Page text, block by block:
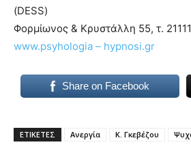
(DESS)
Φορμίωνος & Κρυστάλλη 55, τ.
www.psyhologia – hypnosi.gr
Share on Facebook
ΕΤΙΚΕΤΕΣ Ανεργία Κ. Γκεβέζου